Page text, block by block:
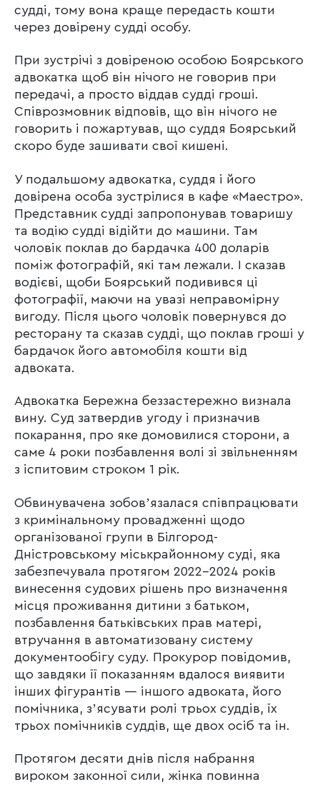
судді, тому вона краще передасть кошти
через довірену судді особу.
При зустрічі з довіреною особою Боярського
адвокатка щоб він нічого не говорив при
передачі, а просто віддав судді гроші.
Співрозмовник відповів, що він нічого не
говорить і пожартував, що суддя Боярський
скоро буде зашивати свої кишені.
У подальшому адвокатка, суддя і його
довірена особа зустрілися в кафе «Маестро».
Представник судді запропонував товаришу
та водію судді відійти до машини. Там
чоловік поклав до бардачка 400 доларів
поміж фотографій, які там лежали. І сказав
водієві, щоби Боярський подивився ці
фотографії, маючи на увазі неправомірну
вигоду. Після цього чоловік повернувся до
ресторану та сказав судді, що поклав гроші у
бардачок його автомобіля кошти від
адвоката.
Адвокатка Бережна беззастережно визнала
вину. Суд затвердив угоду і призначив
покарання, про яке домовилися сторони, а
саме 4 роки позбавлення волі зі звільненням
з іспитовим строком 1 рік.
Обвинувачена зобовʼязалася співпрацювати
з кримінальному провадженні щодо
організованої групи в Білгород-
Дністровському міськрайонному суді, яка
забезпечувала протягом 2022-2024 років
винесення судових рішень про визначення
місця проживання дитини з батьком,
позбавлення батьківських прав матері,
втручання в автоматизовану систему
документообігу суду. Прокурор повідомив,
що завдяки її показанням вдалося виявити
інших фігурантів — іншого адвоката, його
помічника, зʼясувати ролі трьох суддів, їх
трьох помічників суддів, ще двох осіб та ін.
Протягом десяти днів після набрання
вироком законної сили, жінка повинна